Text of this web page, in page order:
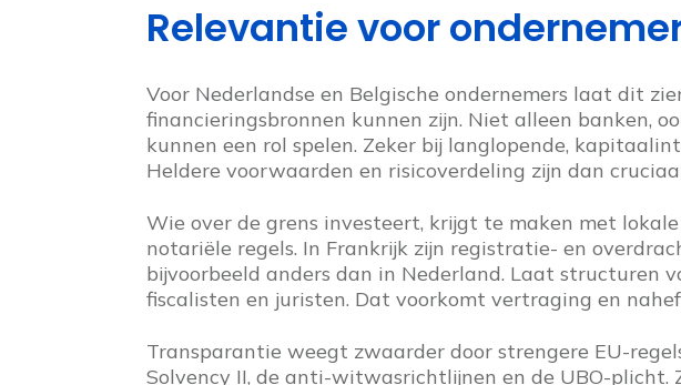
Relevantie voor
Voor Nederlandse en Belgische ondernemers laat dit
financieringsbronnen kunnen zijn. Niet alleen banken,
kunnen een rol spelen. Zeker bij langlopende,
Heldere voorwaarden en risicoverdeling zijn dan
Wie over de grens investeert, krijgt te maken met
notariële regels. In Frankrijk zijn registratie- en
bijvoorbeeld anders dan in Nederland. Laat structuren
fiscalisten en juristen. Dat voorkomt vertraging en
Transparantie weegt zwaarder door strengere EU-
Solvency II, de anti-witwasrichtlijnen en de UBO-plicht.